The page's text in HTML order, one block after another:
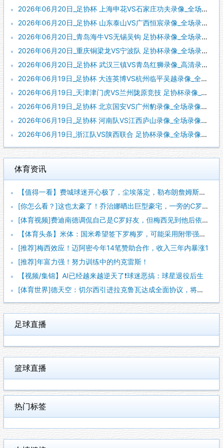
2026年06月20日_足协杯 上海申花VS石家庄功夫录像_全场录像【全场回放】
2026年06月20日_足协杯 山东泰山VS广西恒宸录像_全场录像【全场回放】
2026年06月20日_青岛海牛VS无锡吴钩 足协杯录像_全场录像【视频集锦】
2026年06月20日_重庆铜梁龙VS宁波队 足协杯录像_全场录像【高清回放】
2026年06月20日_足协杯 武汉三镇VS青岛红狮录像_高清录像【全场回放】
2026年06月19日_足协杯 大连英博VS杭州临平吴越录像_全场录像【全场回放】
2026年06月19日_天津津门虎VS兰州陇原竞技 足协杯录像_全场录像【视频集锦】
2026年06月19日_足协杯 北京国安VS广州豹录像_全场录像【全场回放】
2026年06月19日_足协杯 河南队VS江西庐山录像_全场录像【全场回放】
2026年06月19日_浙江队VS陕西联合 足协杯录像_全场录像【高清回放】
体育资讯
【值得一看】费城球迷开心极了，尘埃落定，勒布朗詹姆斯加盟费城
[你怎么看？]这也太豪了！乔治娜晒出巨型豪宅，一旁的C罗肌肉
[体育视频]费迪南德调侃自己是C罗好友，但梅西见到他后依然热
【体育头条】米体：国米希望签下罗梅罗，可能采用附带强制买断条
[推荐]梅西效应！迈阿密今年14笔赞助合作，收入三年内暴涨1
[推荐]年富力强！努力训练中的约克雷斯！
【视频/集锦】AI已经越来越逆天了❗️球迷恶搞：球星退役后生
[体育世界]德天空：切尔西引进拉克鲁瓦达成全面协议，将签约至
足球直播
篮球直播
热门标签